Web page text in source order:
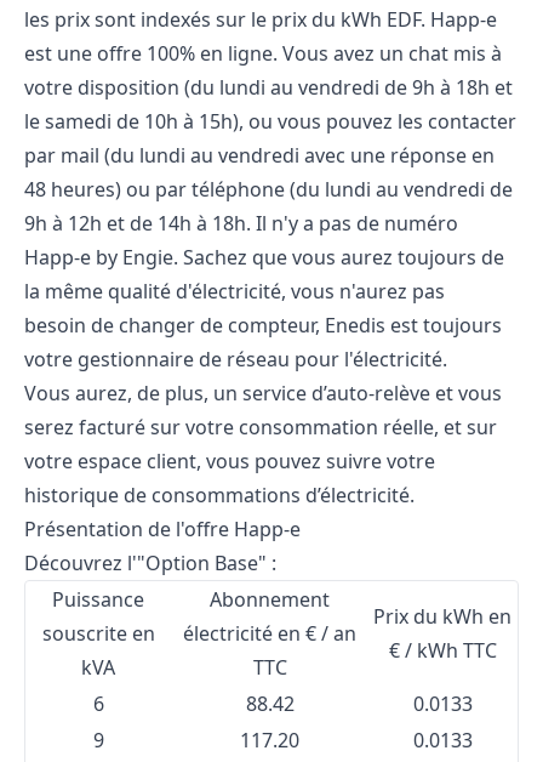
les prix sont indexés sur le prix du kWh EDF. Happ-e
est une offre 100% en ligne. Vous avez un chat mis à
votre disposition (du lundi au vendredi de 9h à 18h et
le samedi de 10h à 15h), ou vous pouvez les contacter
par mail (du lundi au vendredi avec une réponse en
48 heures) ou par téléphone (du lundi au vendredi de
9h à 12h et de 14h à 18h. Il n'y a pas de numéro
Happ-e by Engie. Sachez que vous aurez toujours de
la même qualité d'électricité, vous n'aurez pas
besoin de changer de compteur, Enedis est toujours
votre gestionnaire de réseau pour l'électricité.
Vous aurez, de plus, un service d’auto-relève et vous
serez facturé sur votre consommation réelle, et sur
votre espace client, vous pouvez suivre votre
historique de consommations d’électricité.
Présentation de l'offre Happ-e
Découvrez l'"Option Base" :
Puissance
souscrite en
kVA
Abonnement
électricité en € / an
TTC
Prix du kWh en
€ / kWh TTC
6
88.42
0.0133
9
117.20
0.0133